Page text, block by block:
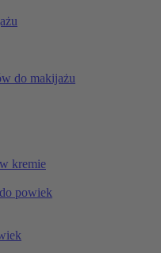
do makijażu
kremie
powiek